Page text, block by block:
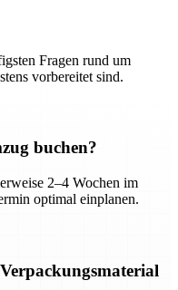
Fragen rund um
vorbereitet sind.
buchen?
2–4 Wochen im
optimal einplanen.